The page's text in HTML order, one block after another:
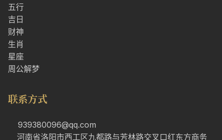
五行
吉日
财神
生肖
星座
周公解梦
联系方式
939380096@qq.com
河南省洛阳市西工区九都路与芳林路交叉口红东方商务